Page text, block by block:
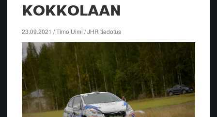
KOKKOLAAN
23.09.2021 / Timo Uimi / JHR tiedotus